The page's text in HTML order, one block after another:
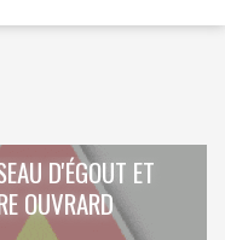
D'ÉGOUT ET
OUVRARD